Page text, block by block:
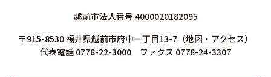
越前市法人番号 4000020182095
〒915-8530 福井県越前市府中一丁目13-7 （地図・アクセス）
代表電話 0778-22-3000 ファクス 0778-24-3307